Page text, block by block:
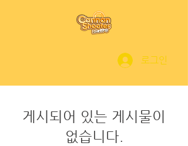
로그인
게시되어 있는 게시물이
없습니다.